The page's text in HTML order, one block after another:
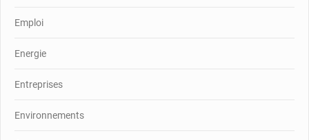
Emploi
Energie
Entreprises
Environnements